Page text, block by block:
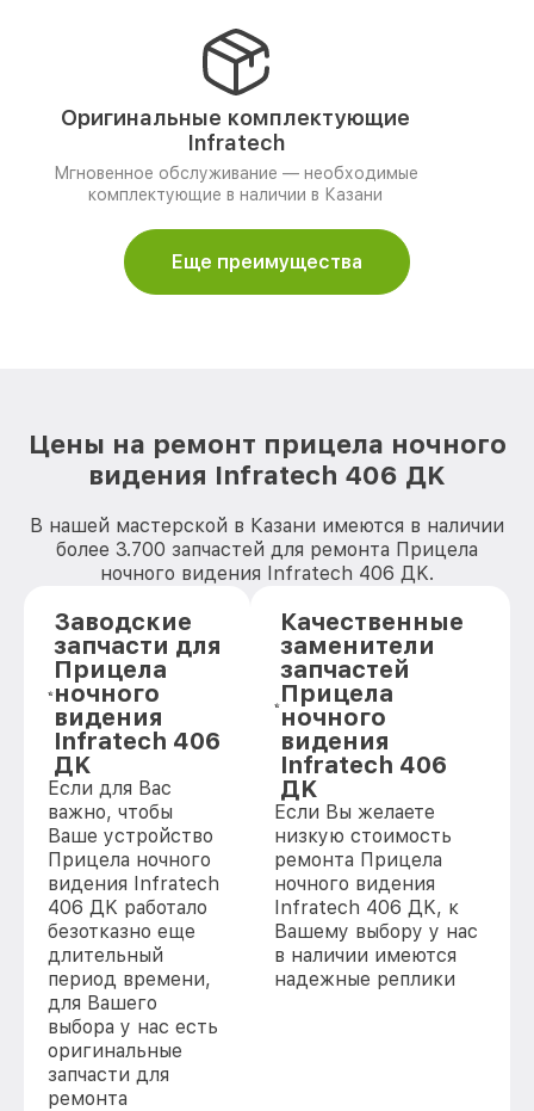
Оригинальные комплектующие
Infratech
Мгновенное обслуживание — необходимые
комплектующие в наличии в Казани
Еще преимущества
Цены на ремонт прицела ночного
видения Infratech 406 ДK
В нашей мастерской в Казани имеются в наличии
более 3.700 запчастей для ремонта Прицела
ночного видения Infratech 406 ДK.
Заводские
запчасти для
Прицела
ночного
видения
Infratech 406
ДK
Если для Вас
важно, чтобы
Ваше устройство
Прицела ночного
видения Infratech
406 ДK работало
безотказно еще
длительный
период времени,
для Вашего
выбора у нас есть
оригинальные
запчасти для
ремонта
Качественные
заменители
запчастей
Прицела
ночного
видения
Infratech 406
ДK
Если Вы желаете
низкую стоимость
ремонта Прицела
ночного видения
Infratech 406 ДK, к
Вашему выбору у нас
в наличии имеются
надежные реплики